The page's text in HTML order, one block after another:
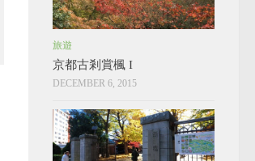
旅遊
京都古剎賞楓 I
DECEMBER 6, 2015